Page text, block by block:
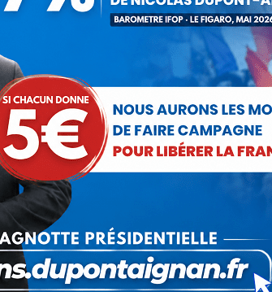
bateaux espagnols ou portugais qui
comme dans les énergies
pour la France.
c’est possible!
ParDebout La France 24 juin 2013